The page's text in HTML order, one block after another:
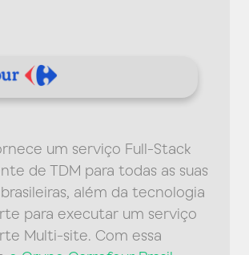
um serviço Full-Stack
de TDM para todas as suas
além da tecnologia
para executar um serviço
Multi-site. Com essa